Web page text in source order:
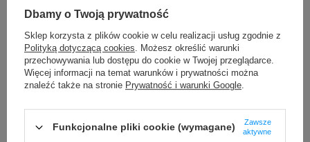
Max
19,90 zł / szt.
Uszczelka Podklejka Taśma montażowa pod wyświetlacz do
Apple iPhone 17
Oryginalna Uszczelka Taśma wyświetlacza Apple iPhone 14
Pro P/N 923-08094
Dbamy o Twoją prywatność
Sklep korzysta z plików cookie w celu realizacji usług zgodnie z
Polityką dotyczącą cookies. Możesz określić warunki
przechowywania lub dostępu do cookie w Twojej przeglądarce.
Więcej informacji na temat warunków i prywatności można
znaleźć także na stronie Prywatność i warunki Google.
Funkcjonalne pliki cookie (wymagane)
Zawsze
aktywne